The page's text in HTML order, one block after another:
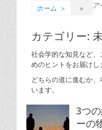
ホーム ＞ » ア
カテゴリー:
社会学的な知見など
めのヒントをお届けし
どちらの道に進むか
います。
3つ
ーの